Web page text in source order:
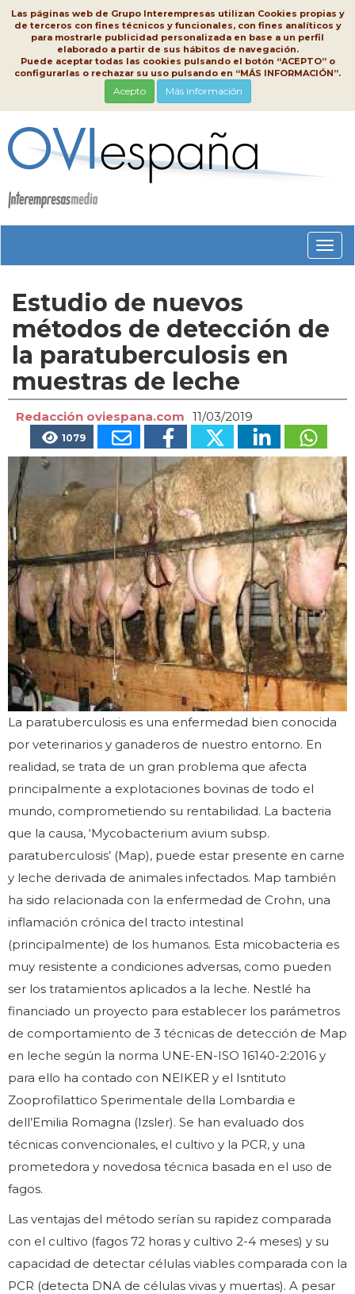
Las páginas web de Grupo Interempresas utilizan Cookies propias y
de terceros con fines técnicos y funcionales, con fines analíticos y
para mostrarle publicidad personalizada en base a un perfil
elaborado a partir de sus hábitos de navegación.
Puede aceptar todas las cookies pulsando el botón “ACEPTO” o
configurarlas o rechazar su uso pulsando en “MÁS INFORMACIÓN”.
Acepto Más información
Estudio de nuevos
métodos de detección de
la paratuberculosis en
muestras de leche
Redacción oviespana.com 11/03/2019
1079
La paratuberculosis es una enfermedad bien conocida
por veterinarios y ganaderos de nuestro entorno. En
realidad, se trata de un gran problema que afecta
principalmente a explotaciones bovinas de todo el
mundo, comprometiendo su rentabilidad. La bacteria
que la causa, ‘Mycobacterium avium subsp.
paratuberculosis’ (Map), puede estar presente en carne
y leche derivada de animales infectados. Map también
ha sido relacionada con la enfermedad de Crohn, una
inflamación crónica del tracto intestinal
(principalmente) de los humanos. Esta micobacteria es
muy resistente a condiciones adversas, como pueden
ser los tratamientos aplicados a la leche. Nestlé ha
financiado un proyecto para establecer los parámetros
de comportamiento de 3 técnicas de detección de Map
en leche según la norma UNE-EN-ISO 16140-2:2016 y
para ello ha contado con NEIKER y el Isntituto
Zooprofilattico Sperimentale della Lombardia e
dell’Emilia Romagna (Izsler). Se han evaluado dos
técnicas convencionales, el cultivo y la PCR, y una
prometedora y novedosa técnica basada en el uso de
fagos.
Las ventajas del método serían su rapidez comparada
con el cultivo (fagos 72 horas y cultivo 2-4 meses) y su
capacidad de detectar células viables comparada con la
PCR (detecta DNA de células vivas y muertas). A pesar